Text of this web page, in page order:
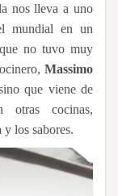
nos lleva a uno
mundial en un
no tuvo muy
Massimo
que viene de
otras cocinas,
y los sabores.